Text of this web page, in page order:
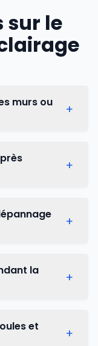
sur le
murs ou
+
Si
+
revient
+
fin pour
la
+
pièces de
et
+